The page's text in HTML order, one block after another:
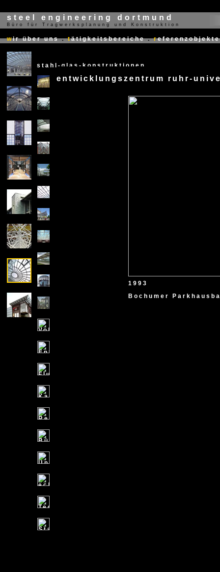
steel engineering dortmund
Büro für Tragwerksplanung und Konstruktion
wir über uns . tätigkeitsbereiche . referenzobjekte
stahl-glas-konstruktionen
X
entwicklungszentrum ruhr-
1993
Bochumer